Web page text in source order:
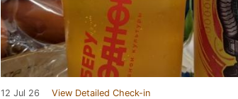
12 Jul 26 View Detailed Check-in